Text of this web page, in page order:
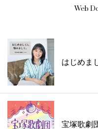
Web
はじめま
宝塚歌劇